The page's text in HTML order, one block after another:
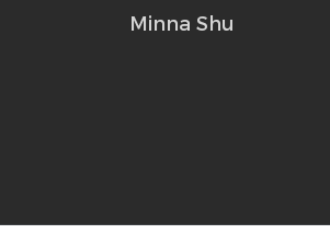
Minna Shu